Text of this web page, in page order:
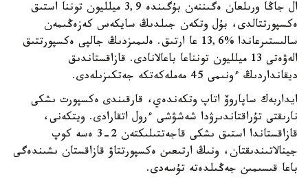
ال جاڭا ورىلعان ەگىننەن بۇگىندە 3,9 ميلليون توننا استىق
ەكسپورتتالدى، بۇل وتكەن جىلدىڭ سايكەس كەزەڭىمەن
سالىستىرعاندا %13,6 عا ارتىق. ەلىمىزدىڭ جالپى ەكسپورتتىق
الەۋەتى 13 ميلليون تونناعا باعالانادى. قازاقستاندىق
ديقانداردىڭ ءونىمى 45 مەملەكەتكە جەتكىزىلەدى.
ايداربەك ساپاروۆ اتاپ وتكەندەي، قارقىندى ەكسپورت ىشكى
نارىقتى تۇراقتاندىرۋدا شەشۋشى ءرول اتقارادى. ويتكەنى،
قازاقستاندا استىق ىشكى قاجەتتىلىكتەن 2-3 ەسە كوپ
جينالاتىندىقتان، ونىڭ ارتىعىن ەكسپورتتاۋ قازاقستان ىشىندەگى
باعا قىسىمىن جەڭىلدەتە تۇسەدى.